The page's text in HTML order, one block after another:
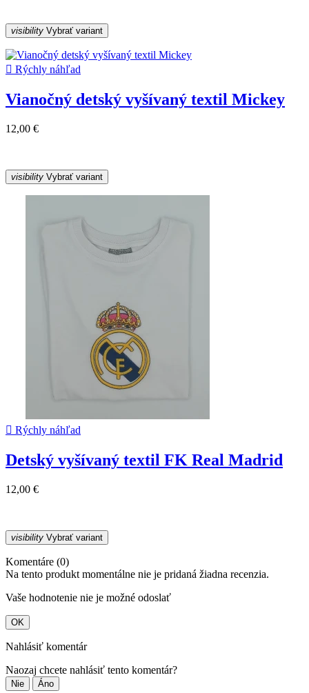
visibility Vybrať variant
 Rýchly náhľad
Vianočný detský vyšívaný textil Mickey
12,00 €
visibility Vybrať variant
 Rýchly náhľad
Detský vyšívaný textil FK Real Madrid
12,00 €
visibility Vybrať variant
Komentáre (0)
Na tento produkt momentálne nie je pridaná žiadna recenzia.
Vaše hodnotenie nie je možné odoslať
OK
Nahlásiť komentár
Naozaj chcete nahlásiť tento komentár?
Nie Áno